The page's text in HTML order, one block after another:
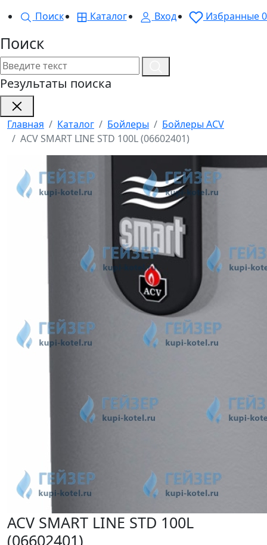
Поиск
Каталог Вход Избранные0
Поиск
Результаты поиска
Главная Каталог Бойлеры
Бойлеры ACV
ACV SMART LINE STD 100L (06602401)
ACV SMART LINE STD 100L
(06602401)